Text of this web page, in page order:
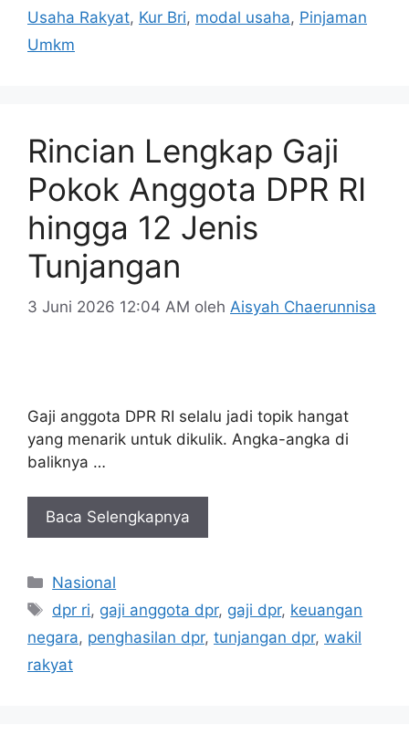
Usaha Rakyat, Kur Bri, modal usaha, Pinjaman
Umkm
Rincian Lengkap Gaji
Pokok Anggota DPR RI
hingga 12 Jenis
Tunjangan
3 Juni 2026 12:04 AM oleh Aisyah Chaerunnisa
Gaji anggota DPR RI selalu jadi topik hangat
yang menarik untuk dikulik. Angka-angka di
baliknya …
Baca Selengkapnya
Kategori
Nasional
Tag
dpr ri, gaji anggota dpr, gaji dpr, keuangan
negara, penghasilan dpr, tunjangan dpr, wakil
rakyat